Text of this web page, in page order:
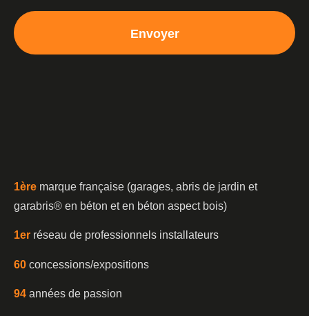
Envoyer
1ère marque française (garages, abris de jardin et
garabris®️ en béton et en béton aspect bois)
1er réseau de professionnels installateurs
60 concessions/expositions
94 années de passion